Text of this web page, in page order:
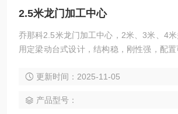
2.5米龙门加工中心
乔那科2.5米龙门加工中心，2米、3米、4
用定梁动台式设计，结构稳，刚性强，配置
性，适合批量小件与精密零件加工。无论是
扩、铰、锪、攻丝及三轴联动曲面加工，
更新时间：2025-11-05
产品型号：